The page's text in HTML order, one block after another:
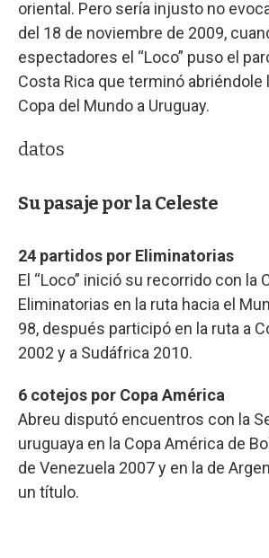
oriental. Pero sería injusto no
del 18 de noviembre de 2009,
espectadores el “Loco” puso el
Costa Rica que terminó abriéndole
Copa del Mundo a Uruguay.
datos
Su pasaje por la Celeste
24 partidos por Eliminatorias
El “Loco” inició su recorrido con la
Eliminatorias en la ruta hacia el
98, después participó en la ruta a
2002 y a Sudáfrica 2010.
6 cotejos por Copa América
Abreu disputó encuentros con la
uruguaya en la Copa América de
de Venezuela 2007 y en la de
un título.